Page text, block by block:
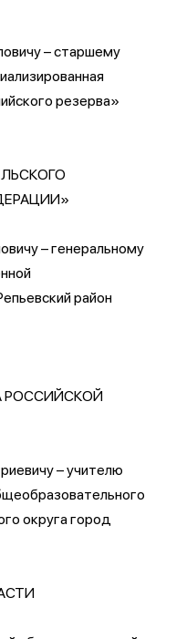
– старшему
резерва»
– генеральному
район
РОССИЙСКОЙ
– учителю
округа город